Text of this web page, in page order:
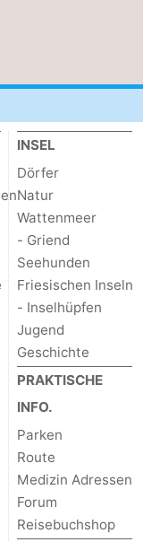
INSEL
Dörfer
Natur
Wattenmeer
- Griend
Seehunden
Friesischen Inseln
- Inselhüpfen
Jugend
Geschichte
PRAKTISCHE
INFO.
Parken
Route
Medizin Adressen
Forum
Reisebuchshop